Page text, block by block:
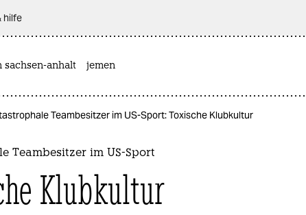
hilfe
sachsen-anhalt jemen
Teambesitzer im US-Sport: Toxische Klubkultur
Teambesitzer im US-Sport
Klubkultur